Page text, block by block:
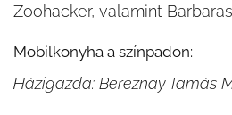
Zoohacker, valamint
Mobilkonyha a színpadon:
Házigazda: Bereznay Tamás